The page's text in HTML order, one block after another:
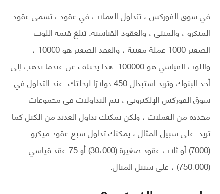
في سوق الفوركس ، تتداول العملات في عقود ، تسمى عقود
الميكرو ، والميني ، والعقود القياسية. تبلغ قيمة اللوت
الصغير 1000 عملة معينة ، والعقد الصغير هو 10000 ،
واللوت القياسي هو 100000. هذا يختلف عن عندما تذهب إلى
أحد البنوك وتريد استبدال 450 دولارًا لرحلتك. عند التداول في
سوق الفوركس الإلكتروني ، تتم التداولات في مجموعات
محددة من العملات ، ولكن يمكنك تداول العديد من الكتل كما
تريد. على سبيل المثال ، يمكنك تداول سبع عقود ميكرو
(7000) أو ثلاث عقود صغيرة (30،000) أو 75 عقد قياسي
(750،000) ، على سبيل المثال.